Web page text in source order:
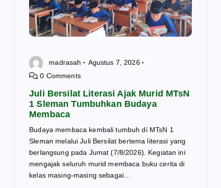
madrasah
Agustus 7, 2026
0 Comments
Juli Bersilat Literasi Ajak Murid MTsN
1 Sleman Tumbuhkan Budaya
Membaca
Budaya membaca kembali tumbuh di MTsN 1
Sleman melalui Juli Bersilat bertema literasi yang
berlangsung pada Jumat (7/8/2026). Kegiatan ini
mengajak seluruh murid membaca buku cerita di
kelas masing-masing sebagai…